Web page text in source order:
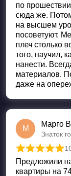
по прошествии
сюда же.
на высшем
посоветуют.
плеч столько
того, научил,
нанести.
материалов.
даже на
М
Марго В
Знаток
Оценка5
Предложили
квартиры на